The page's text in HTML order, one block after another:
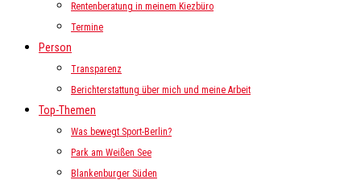
Rentenberatung in meinem Kiezbüro
Termine
Person
Transparenz
Berichterstattung über mich und meine Arbeit
Top-Themen
Was bewegt Sport-Berlin?
Park am Weißen See
Blankenburger Süden